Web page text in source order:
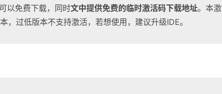
以免费下载，同时文中提供免费的临时激活码下载地址。本激
，过低版本不支持激活，若想使用，建议升级IDE。